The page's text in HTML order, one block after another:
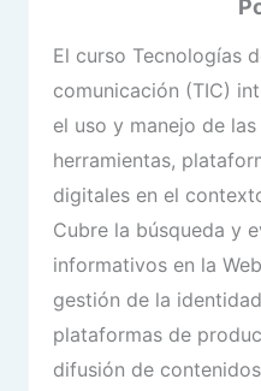
El curso Tecnologías
comunicación (TIC)
el uso y manejo de
herramientas,
digitales en el
Cubre la búsqueda y
informativos en la
gestión de la
plataformas de
difusión de